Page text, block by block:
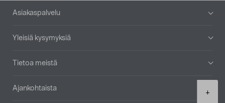
+
Alatunniste
Asiakaspalvelu
Yleisiä kysymyksiä
Tietoa meistä
Ajankohtaista